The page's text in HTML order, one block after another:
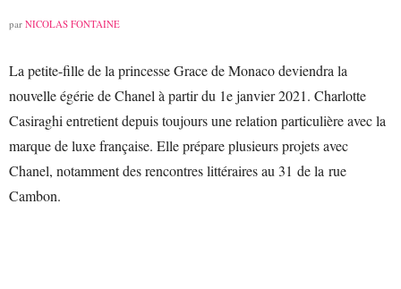
par NICOLAS FONTAINE
La petite-fille de la princesse Grace de Monaco deviendra la
nouvelle égérie de Chanel à partir du 1e janvier 2021. Charlotte
Casiraghi entretient depuis toujours une relation particulière avec la
marque de luxe française. Elle prépare plusieurs projets avec
Chanel, notamment des rencontres littéraires au 31 de la rue
Cambon.